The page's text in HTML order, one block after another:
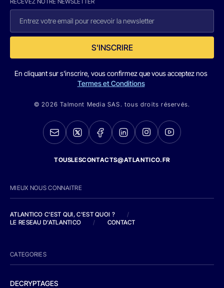
S'INSCRIRE
En cliquant sur s'inscrire, vous confirmez que vous acceptez nos
Termes et Conditions
© 2026 Talmont Media SAS. tous droits réservés.
TOUSLESCONTACTS@ATLANTICO.FR
MIEUX NOUS CONNAITRE
ATLANTICO C'EST QUI, C'EST QUOI ?
/
LE RESEAU D'ATLANTICO
/ CONTACT
CATEGORIES
DECRYPTAGES